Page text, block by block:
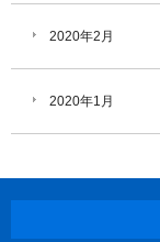
2020年2月
2020年1月